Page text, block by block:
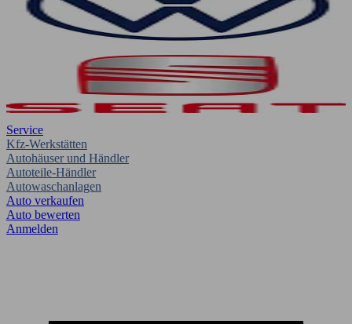
Service
Kfz-Werkstätten
Autohäuser und Händler
Autoteile-Händler
Autowaschanlagen
Auto verkaufen
Auto bewerten
Anmelden